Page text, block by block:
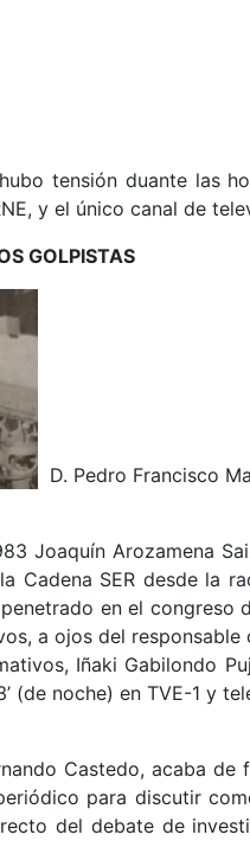
hubo tensión duante las
y el único canal de
GOLPISTAS
D. Pedro Francisco
Joaquín Arozamena
Cadena SER desde la
en el congreso
a ojos del
Iñaki Gabilondo
3’ (de noche) en TVE-1
Castedo, acaba
para discutir
del debate de